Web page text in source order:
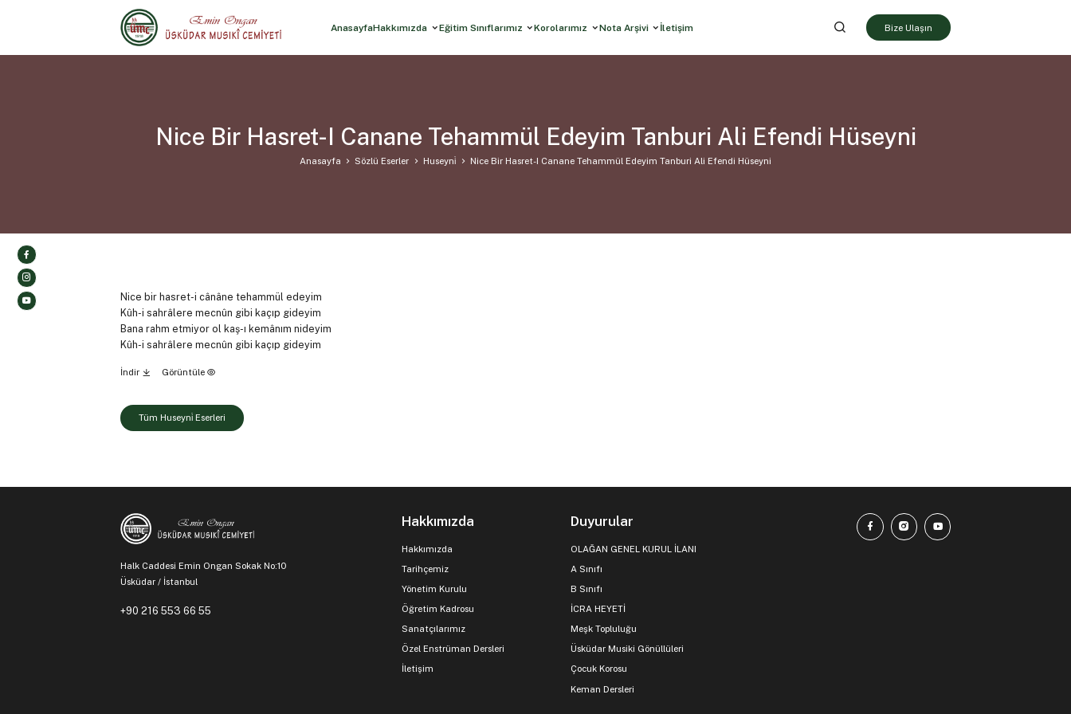
AnasayfaHakkımızda Eğitim Sınıflarımız Korolarımız Nota Arşivi İletişim Bize Ulaşın
Nice Bir Hasret-I Canane Tehammül Edeyim Tanburi Ali Efendi Hüseyni
Anasayfa Sözlü Eserler Huseyni̇ Nice Bir Hasret-I Canane Tehammül Edeyim Tanburi Ali Efendi Hüseyni
Nice bir hasret-i cânâne tehammül edeyim
Kûh-i sahrâlere mecnûn gibi kaçıp gideyim
Bana rahm etmiyor ol kaş-ı kemânım nideyim
Kûh-i sahrâlere mecnûn gibi kaçıp gideyim
İndir Görüntüle
Tüm Huseyni̇ Eserleri
Halk Caddesi Emin Ongan Sokak No:10
Üsküdar / İstanbul
+90 216 553 66 55
Hakkımızda
Hakkımızda
Tarihçemiz
Yönetim Kurulu
Öğretim Kadrosu
Sanatçılarımız
Özel Enstrüman Dersleri
İletişim
Duyurular
OLAĞAN GENEL KURUL İLANI
A Sınıfı
B Sınıfı
İCRA HEYETİ
Meşk Topluluğu
Üsküdar Musiki Gönüllüleri
Çocuk Korosu
Keman Dersleri